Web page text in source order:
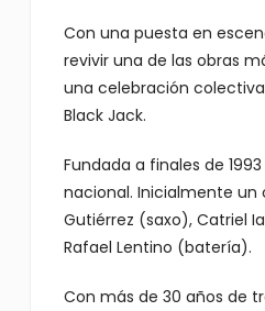
Con una puesta en
revivir una de las obras
una celebración
Black Jack.
Fundada a finales de
nacional. Inicialmente
Gutiérrez (saxo), Catriel
Rafael Lentino (batería).
Con más de 30 años de